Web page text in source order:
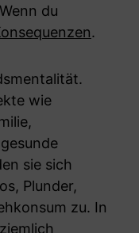
du
.
wie
sie sich
Plunder,
zu. In